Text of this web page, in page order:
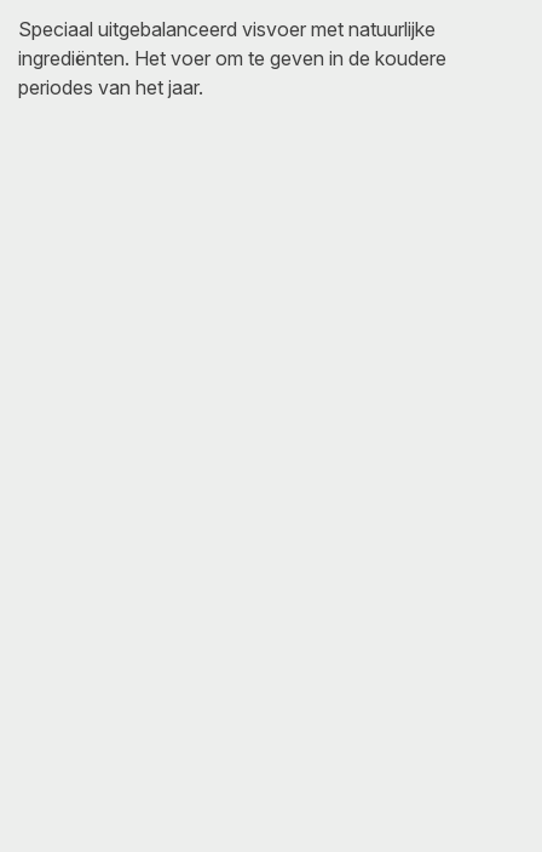
Speciaal uitgebalanceerd visvoer met natuurlijke
ingrediënten. Het voer om te geven in de koudere
periodes van het jaar.